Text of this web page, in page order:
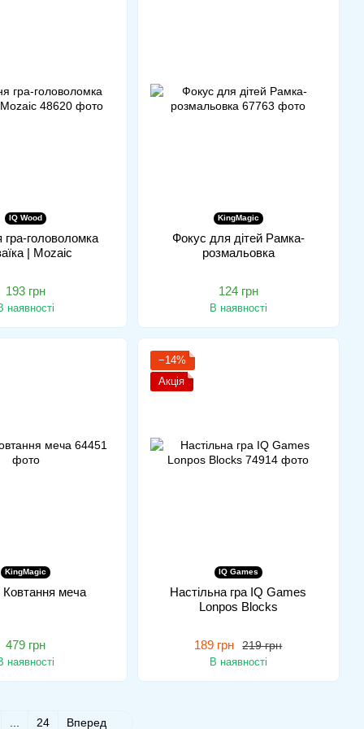
IQ Wood
головоломка
| Mozaic
193 грн
наявності
KingMagic
Фокус для дітей Рамка-
розмальовка
124 грн
В наявності
KingMagic
меча
479 грн
наявності
−14%
Акція
IQ Games
Настільна гра IQ Games
Lonpos Blocks
219 грн
189 грн
В наявності
24 Вперед